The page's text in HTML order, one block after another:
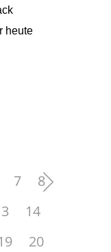
heute
7
8
14
20